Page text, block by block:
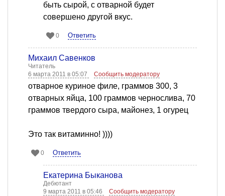
быть сырой, с отварной будет
совершено другой вкус.
0 Ответить
Михаил Савенков
Читатель
6 марта 2011 в 05:07
Сообщить модератору
отварное куриное филе, граммов 300, 3
отварных яйца, 100 граммов чернослива, 70
граммов твердого сыра, майонез, 1 огурец
Это так витаминно! ))))
0 Ответить
Екатерина Быканова
Дебютант
9 марта 2011 в 05:46
Сообщить модератору